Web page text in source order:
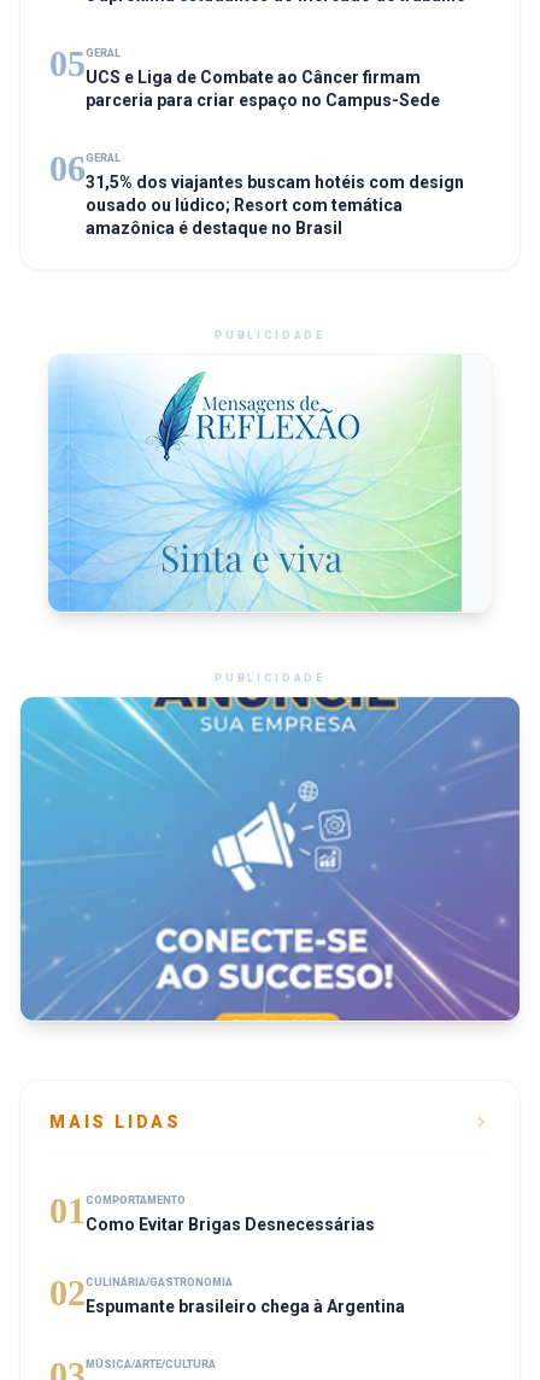
05GERAL
UCS e Liga de Combate ao Câncer firmam
parceria para criar espaço no Campus-Sede
06GERAL
31,5% dos viajantes buscam hotéis com design
ousado ou lúdico; Resort com temática
amazônica é destaque no Brasil
PUBLICIDADE
PUBLICIDADE
MAIS LIDAS
01 COMPORTAMENTO
Como Evitar Brigas Desnecessárias
02CULINÁRIA/GASTRONOMIA
Espumante brasileiro chega à Argentina
MÚSICA/ARTE/CULTURA